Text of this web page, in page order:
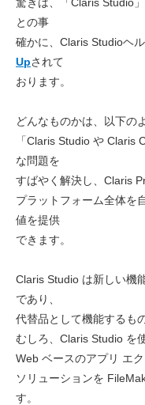
との事
確かに、 Claris Studioヘ
Upされて
おります。
どんなものかは、以下の
「Claris Studio や Claris
な問題を
すばやく解決し、Claris
プラットフォーム全体を
値を提供
できます。
Claris Studio は新しい機
であり、
代替品として機能するも
むしろ、Claris Studio を
Web ベースのアプリ エ
ソリューションを
す。